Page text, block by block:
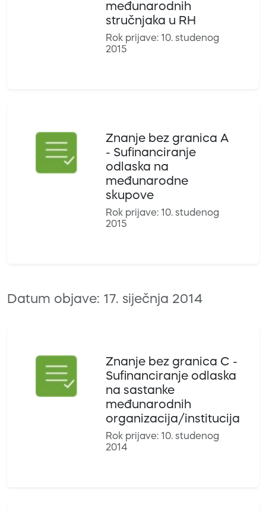
međunarodnih
stručnjaka u RH
Rok prijave: 10. studenog
2015
Znanje bez granica A
- Sufinanciranje
odlaska na
međunarodne
skupove
Rok prijave: 10. studenog
2015
Datum objave: 17. siječnja 2014
Znanje bez granica C -
Sufinanciranje odlaska
na sastanke
međunarodnih
organizacija/institucija
Rok prijave: 10. studenog
2014